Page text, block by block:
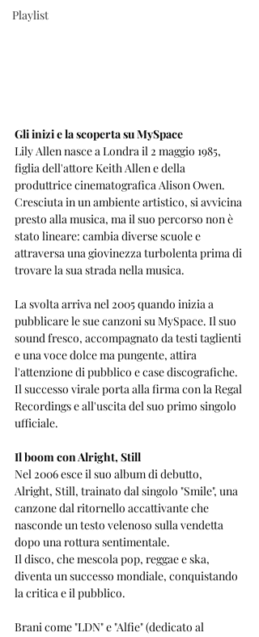
Playlist
Gli inizi e la scoperta su MySpace
Lily Allen nasce a Londra il 2 maggio 1985,
figlia dell'attore Keith Allen e della
produttrice cinematografica Alison Owen.
Cresciuta in un ambiente artistico, si avvicina
presto alla musica, ma il suo percorso non è
stato lineare: cambia diverse scuole e
attraversa una giovinezza turbolenta prima di
trovare la sua strada nella musica.
La svolta arriva nel 2005 quando inizia a
pubblicare le sue canzoni su MySpace. Il suo
sound fresco, accompagnato da testi taglienti
e una voce dolce ma pungente, attira
l'attenzione di pubblico e case discografiche.
Il successo virale porta alla firma con la Regal
Recordings e all'uscita del suo primo singolo
ufficiale.
Il boom con Alright, Still
Nel 2006 esce il suo album di debutto,
Alright, Still, trainato dal singolo "Smile", una
canzone dal ritornello accattivante che
nasconde un testo velenoso sulla vendetta
dopo una rottura sentimentale.
Il disco, che mescola pop, reggae e ska,
diventa un successo mondiale, conquistando
la critica e il pubblico.
Brani come "LDN" e "Alfie" (dedicato al